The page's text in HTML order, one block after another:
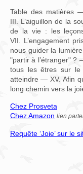
Table des matières
III. L’aiguillon de la
de la vie : les
VII. L’engagement
nous guider la
"partir à l’étranger" ?
tous les êtres sur
atteindre — XV. Afin
long chemin vers la
Chez Prosveta
Chez Amazon lien
Requête ‘Joie’ sur le